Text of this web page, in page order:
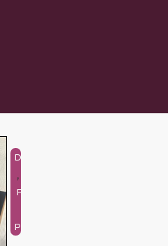
Drawing/Illustration
,
Figure
Portrait